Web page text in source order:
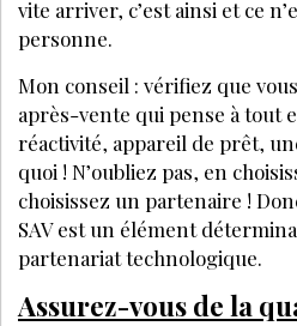
vite arriver, c’est ainsi et ce
personne.
Mon conseil : vérifiez que
après-vente qui pense à tout
réactivité, appareil de prêt,
quoi ! N’oubliez pas, en
choisissez un partenaire !
SAV est un élément
partenariat technologique.
Assurez-vous de la